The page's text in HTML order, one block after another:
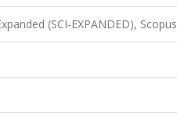
(SCI-EXPANDED), Scopus